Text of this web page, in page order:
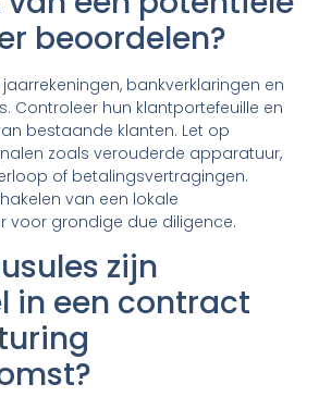
beoordelen?
bankverklaringen en
Controleer hun klantportefeuille en
bestaande klanten. Let op
zoals verouderde apparatuur,
of betalingsvertragingen.
van een lokale
voor grondige due diligence.
zijn
in een contract